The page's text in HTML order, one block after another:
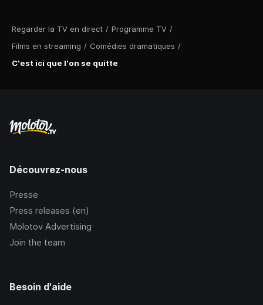
Regarder la TV en direct / Programme TV /
Films en streaming / Comédies dramatiques /
C'est ici que l'on se quitte
Découvrez-nous
Presse
Press releases (en)
Molotov Advertising
Join the team
Besoin d'aide